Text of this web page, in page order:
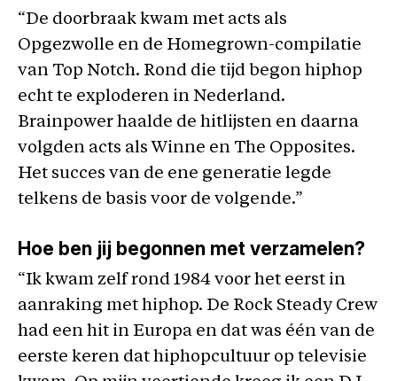
“De doorbraak kwam met acts als
Opgezwolle en de Homegrown-compilatie
van Top Notch. Rond die tijd begon hiphop
echt te exploderen in Nederland.
Brainpower haalde de hitlijsten en daarna
volgden acts als Winne en The Opposites.
Het succes van de ene generatie legde
telkens de basis voor de volgende.”
Hoe ben jij begonnen met verzamelen?
“Ik kwam zelf rond 1984 voor het eerst in
aanraking met hiphop. De Rock Steady Crew
had een hit in Europa en dat was één van de
eerste keren dat hiphopcultuur op televisie